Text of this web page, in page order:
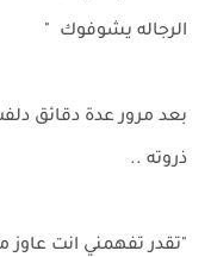
الرجاله يشوفوك "
بعد مرور عدة دقائق
ذروته ..
"تقدر تفهمني انت عاوز